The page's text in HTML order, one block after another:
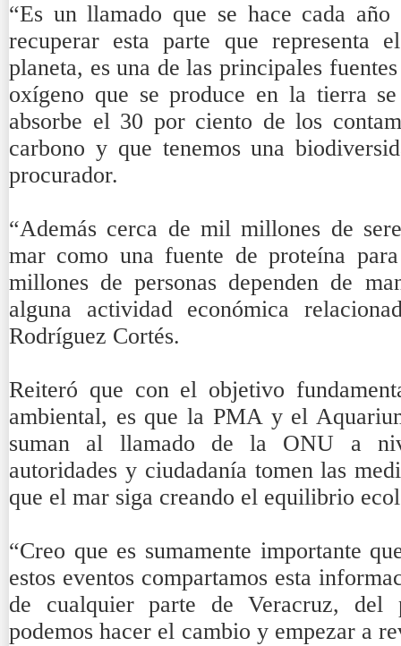
“Es un llamado que se hace cada
recuperar esta parte que representa
planeta, es una de las principales
oxígeno que se produce en la tierra
absorbe el 30 por ciento de los
carbono y que tenemos una
procurador.
“Además cerca de mil millones de
mar como una fuente de proteína
millones de personas dependen de
alguna actividad económica
Rodríguez Cortés.
Reiteró que con el objetivo
ambiental, es que la PMA y el
suman al llamado de la ONU a
autoridades y ciudadanía tomen las
que el mar siga creando el equilibrio
“Creo que es sumamente importante
estos eventos compartamos esta
de cualquier parte de Veracruz,
podemos hacer el cambio y empezar a